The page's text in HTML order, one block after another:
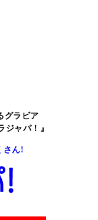
グラビア
ジャパ！』
さん!